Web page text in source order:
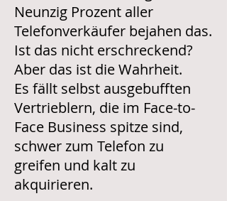
Neunzig Prozent aller
Telefonverkäufer bejahen das.
Ist das nicht erschreckend?
Aber das ist die Wahrheit.
Es fällt selbst ausgebufften
Vertrieblern, die im Face-to-
Face Business spitze sind,
schwer zum Telefon zu
greifen und kalt zu
akquirieren.